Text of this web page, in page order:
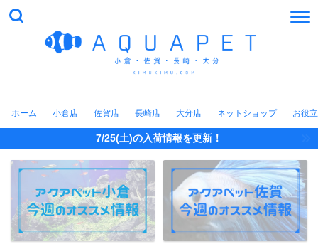
ホーム 小倉店 佐賀店 長崎店 大分店 ネットショップ お役
7/25(土)の入荷情報を更新！